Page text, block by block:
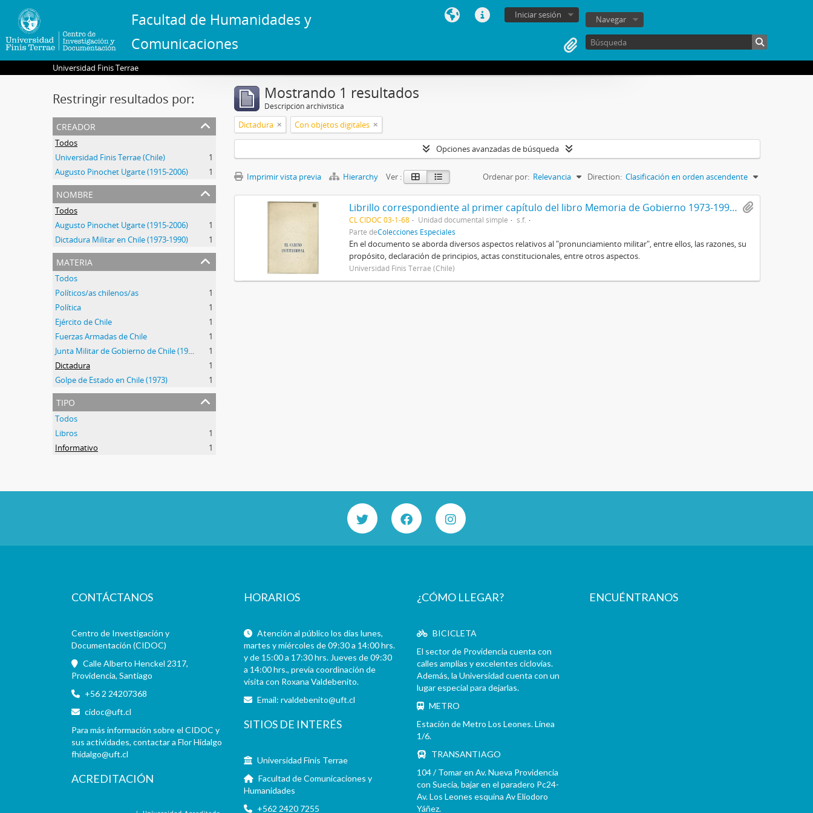
Facultad de Humanidades y
Comunicaciones
Iniciar sesión Navegar
Universidad Finis Terrae
Restringir resultados por:
creador
Todos
Universidad Finis Terrae (Chile)
1
Augusto Pinochet Ugarte (1915-2006)
1
nombre
Todos
Augusto Pinochet Ugarte (1915-2006)
1
Dictadura Militar en Chile (1973-1990)
1
materia
Todos
Políticos/as chilenos/as
1
Política
1
Ejército de Chile
1
Fuerzas Armadas de Chile
1
Junta Militar de Gobierno de Chile (1973-1990)
1
Dictadura
1
Golpe de Estado en Chile (1973)
1
tipo
Todos
Libros
1
Informativo
1
Mostrando 1 resultados
Descripción archivística
Dictadura Con objetos digitales
Opciones avanzadas de búsqueda
Imprimir vista previa Hierarchy Ver : Ordenar por: Relevancia Direction: Clasificación en orden ascendente
Librillo correspondiente al primer capítulo del libro Memoria de Gobierno 1973-1990, titulado El camino institucional, por Augusto Pinochet Ugarte
CL CIDOC 03-1-68 Unidad documental simple
s.f.
Parte deColecciones Especiales
En el documento se aborda diversos aspectos relativos al "pronunciamiento militar", entre ellos, las razones, su
propósito, declaración de principios, actas constitucionales, entre otros aspectos.
Universidad Finis Terrae (Chile)
CONTÁCTANOS
Centro de Investigación y
Documentación (CIDOC)
Calle Alberto Henckel 2317,
Providencia, Santiago
+56 2 24207368
cidoc@uft.cl
Para más información sobre el CIDOC y
sus actividades, contactar a Flor Hidalgo
fhidalgo@uft.cl
ACREDITACIÓN
HORARIOS
Atención al público los días lunes,
martes y miércoles de 09:30 a 14:00 hrs.
y de 15:00 a 17:30 hrs. Jueves de 09:30
a 14:00 hrs., previa coordinación de
visita con Roxana Valdebenito.
Email:rvaldebenito@uft.cl
SITIOS DE INTERÉS
Universidad Finis Terrae
Facultad de Comunicaciones y
Humanidades
+562 2420 7255
¿CÓMO LLEGAR?
BICICLETA
El sector de Providencia cuenta con
calles amplias y excelentes ciclovías.
Además, la Universidad cuenta con un
lugar especial para dejarlas.
METRO
Estación de Metro Los Leones. Línea
1/6.
TRANSANTIAGO
104 / Tomar en Av. Nueva Providencia
con Suecia, bajar en el paradero Pc24-
Av. Los Leones esquina Av Eliodoro
Yáñez.
ENCUÉNTRANOS